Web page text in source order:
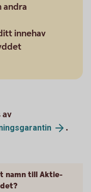
andra
innehav
.
namn till Aktie-